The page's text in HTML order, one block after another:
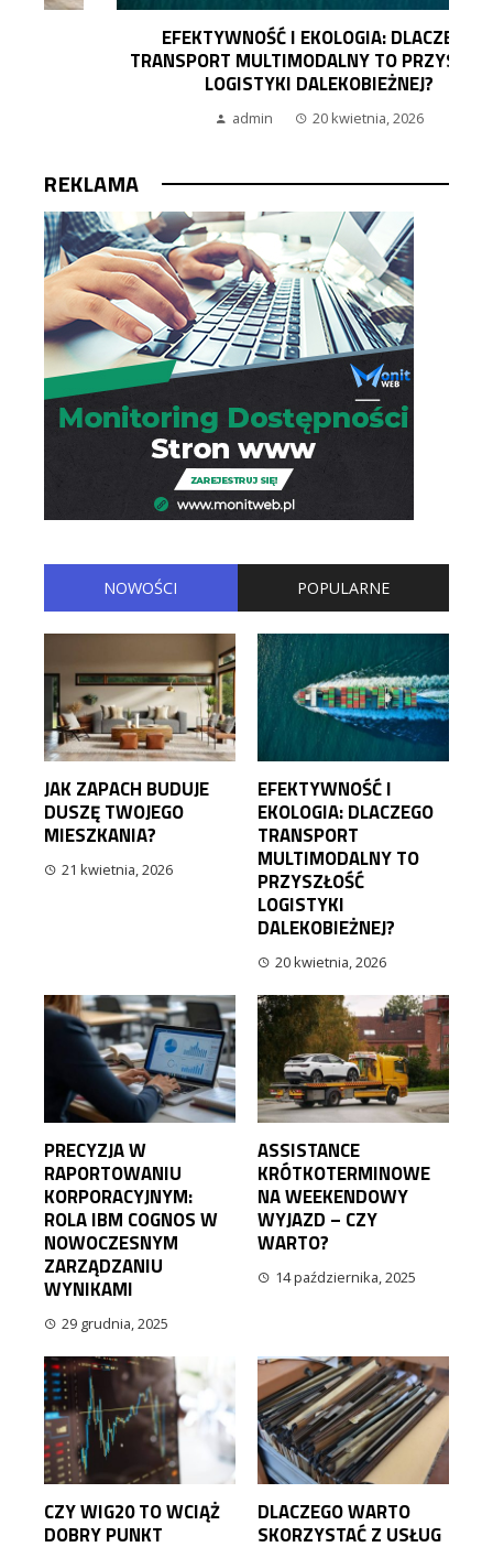
EFEKTYWNOŚĆ I EKOLOGIA: DLACZEGO
TRANSPORT MULTIMODALNY TO PRZYSZŁOŚĆ
LOGISTYKI DALEKOBIEŻNEJ?
20 kwietnia, 2026
REKLAMA
NOWOŚCI POPULARNE
JAK ZAPACH BUDUJE
DUSZĘ TWOJEGO
MIESZKANIA?
21 kwietnia, 2026
EFEKTYWNOŚĆ I
EKOLOGIA: DLACZEGO
TRANSPORT
MULTIMODALNY TO
PRZYSZŁOŚĆ
LOGISTYKI
DALEKOBIEŻNEJ?
20 kwietnia, 2026
PRECYZJA W
RAPORTOWANIU
KORPORACYJNYM:
ROLA IBM COGNOS W
NOWOCZESNYM
ZARZĄDZANIU
WYNIKAMI
29 grudnia, 2025
ASSISTANCE
KRÓTKOTERMINOWE
NA WEEKENDOWY
WYJAZD – CZY
WARTO?
14 października, 2025
CZY WIG20 TO WCIĄŻ
DOBRY PUNKT
DLACZEGO WARTO
SKORZYSTAĆ Z USŁUG